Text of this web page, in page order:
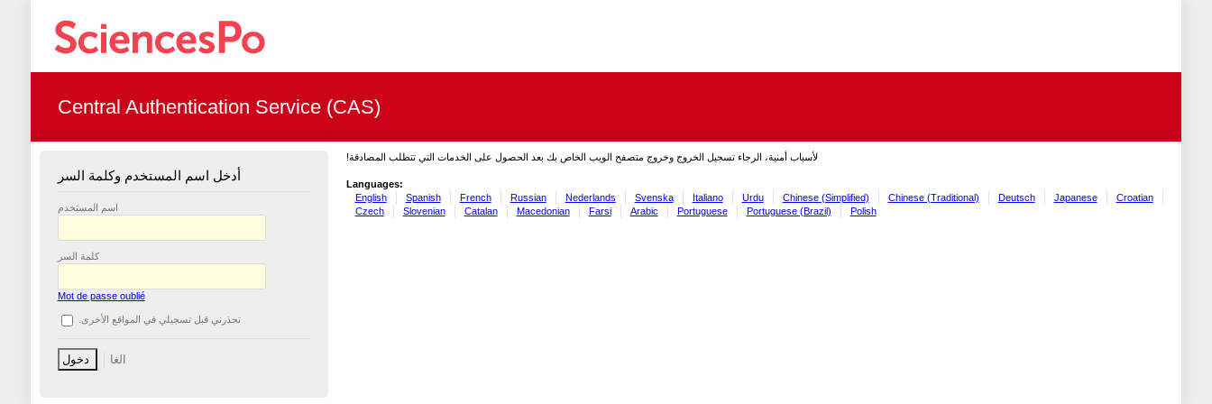
Central Authentication Service (CAS)
أدخل اسم المستخدم وكلمة السر
اسم المستخدم
كلمة السر
Mot de passe oublié
تحذرني قبل تسجيلي في المواقع الأخرى.
لأسباب أمنية، الرجاء تسجيل الخروج وخروج متصفح الويب الخاص بك بعد الحصول على الخدمات التي تتطلب المصادقة!
Languages:
English
Spanish French Russian Nederlands Svenska Italiano Urdu Chinese (Simplified) Chinese (Traditional) Deutsch Japanese
Croatian
Czech
Slovenian Catalan Macedonian Farsi Arabic Portuguese Portuguese (Brazil) Polish